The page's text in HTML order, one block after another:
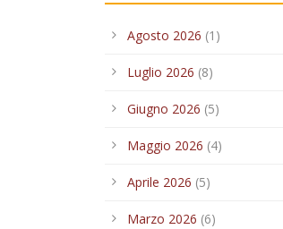
Agosto 2026 (1)
Luglio 2026 (8)
Giugno 2026 (5)
Maggio 2026 (4)
Aprile 2026 (5)
Marzo 2026 (6)